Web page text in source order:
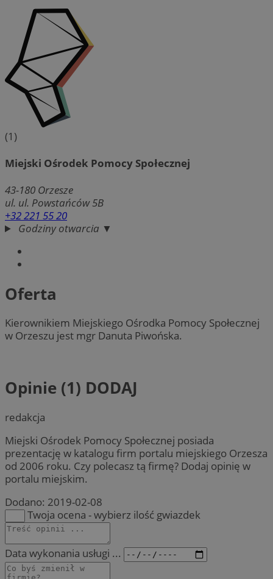
(1)
Miejski Ośrodek Pomocy Społecznej
43-180 Orzesze
ul. ul. Powstańców 5B
+32 221 55 20
Godziny otwarcia ▼
Oferta
Kierownikiem Miejskiego Ośrodka Pomocy Społecznej
w Orzeszu jest mgr Danuta Piwońska.
Opinie (1) DODAJ
redakcja
Miejski Ośrodek Pomocy Społecznej posiada
prezentację w katalogu firm portalu miejskiego Orzesza
od 2006 roku. Czy polecasz tą firmę? Dodaj opinię w
portalu miejskim.
Dodano: 2019-02-08
Twoja ocena - wybierz ilość gwiazdek
Data wykonania usługi ...